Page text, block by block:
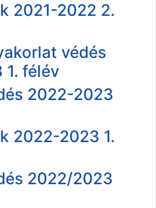
2021-2022 2.
védés
félév
2022-2023
2022-2023 1.
2022/2023